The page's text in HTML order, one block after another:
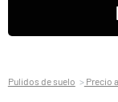
Pulidos de suelo Precio